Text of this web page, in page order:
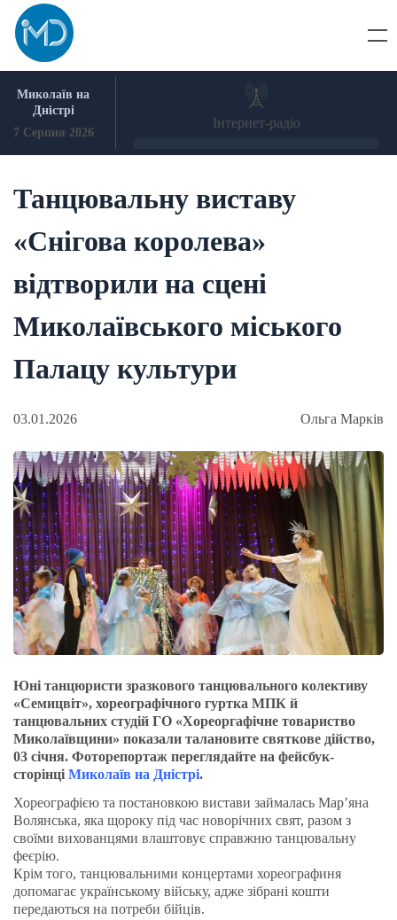
Skip
content
Миколаїв на
Дністрі
7 Серпня 2026
Інтернет-радіо
Танцювальну виставу
«Снігова королева»
відтворили на сцені
Миколаївського міського
Палацу культури
03.01.2026 Ольга Марків
Юні танцюристи зразкового танцювального колективу
«Семицвіт», хореографічного гуртка МПК й
танцювальних студій ГО «Хореоргафічне товариство
Миколаївщини» показали талановите святкове дійство,
03 січня. Фоторепортаж переглядайте на фейсбук-
сторінці Миколаїв на Дністрі.
Хореографією та постановкою вистави займалась Мар’яна
Волянська, яка щороку під час новорічних свят, разом з
своїми вихованцями влаштовує справжню танцювальну
феєрію.
Крім того, танцювальними концертами хореографиня
допомагає українському війську, адже зібрані кошти
передаються на потреби бійців.